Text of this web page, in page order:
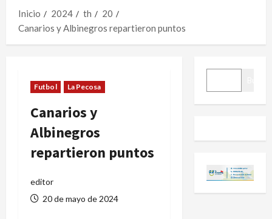
Inicio
2024 th
20
Canarios y Albinegros repartieron puntos
Futbol La Pecosa
Canarios y
Albinegros
repartieron puntos
editor
20 de mayo de 2024